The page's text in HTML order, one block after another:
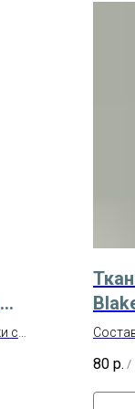
с
80 р. /